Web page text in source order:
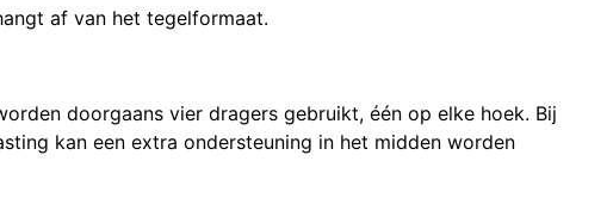
af van het tegelformaat.
doorgaans vier dragers gebruikt, één op elke hoek. Bij
kan een extra ondersteuning in het midden worden